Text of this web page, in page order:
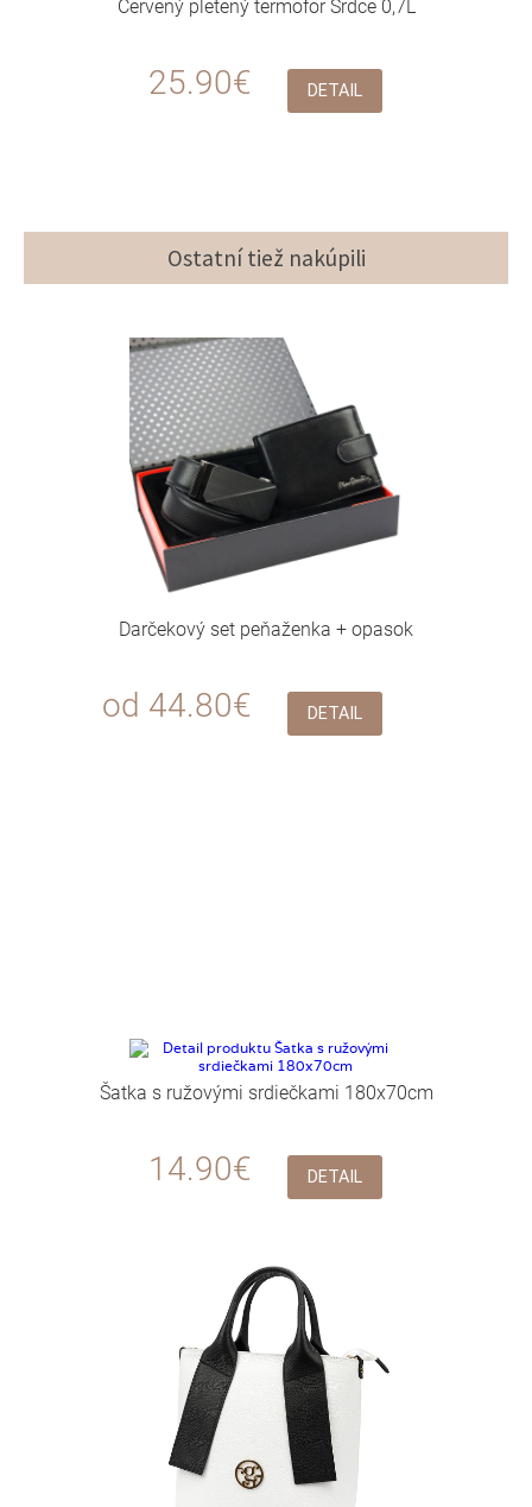
Červený pletený termofor Srdce 0,7L
25.90€ DETAIL
Ostatní tiež nakúpili
Darčekový set peňaženka + opasok
od 44.80€ DETAIL
Šatka s ružovými srdiečkami 180x70cm
14.90€ DETAIL